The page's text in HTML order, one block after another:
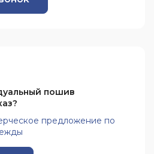
пошив
предложение по